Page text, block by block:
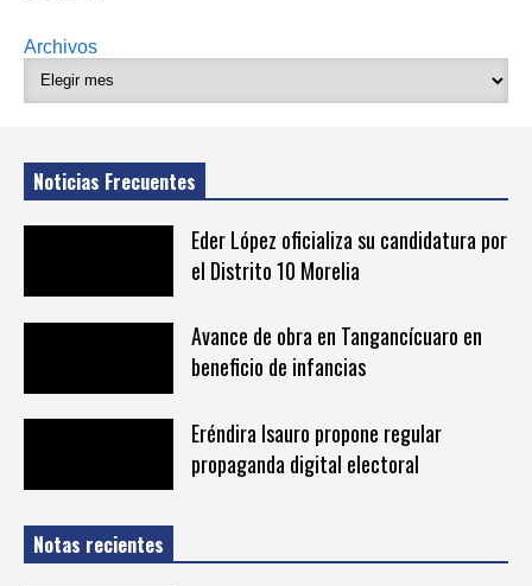
Archivos
Noticias Frecuentes
Eder López oficializa su candidatura por
el Distrito 10 Morelia
Avance de obra en Tangancícuaro en
beneficio de infancias
Eréndira Isauro propone regular
propaganda digital electoral
Notas recientes